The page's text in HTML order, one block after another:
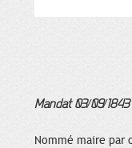
Mandat 03/09/1843
Nommé maire par